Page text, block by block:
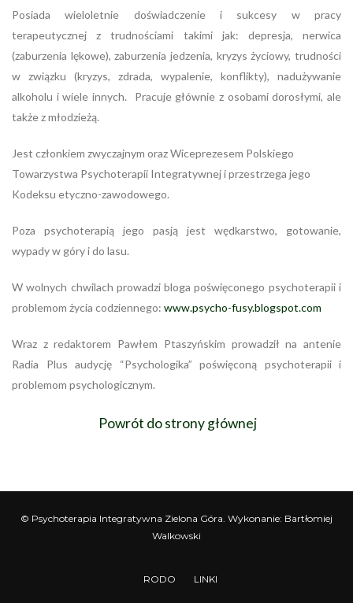
Posiada wieloletnie doświadczenie i sukcesy w pracy
terapeutycznej z trudnościami takimi jak: depresja, nerwica
(zaburzenia lękowe), zaburzenia jedzenia, kryzys życiowy, trudności
w związku (kryzys, zdrada, wypalenie, konflikty), nadużywanie
alkoholu i wiele innych. Pracuje głównie z osobami dorosłymi, ale
także z młodzieżą.
Jest członkiem zwyczajnym oraz Wiceprezesem Polskiego
Towarzystwa Psychoterapii Integratywnej i przestrzega jego
Kodeksu etyczno-zawodowego.
Poza psychoterapią jego pasją jest wędkarstwo, gotowanie,
wypady w góry i do lasu.
W wolnych chwilach prowadzi bloga poświęconego psychoterapii i
problemom życia codziennego: www.psycho-fusy.blogspot.com
Wraz z redaktorem Pawłem Ptaszyńskim prowadził na antenie
Radia Plus audycję “Psychologika” poświęconą psychoterapii i
problemom psychologicznym.
Powrót do strony głównej
© Psychoterapia Integratywna Zielona Góra. Wykonanie: Bartłomiej
Walkowski
RODO LINKI